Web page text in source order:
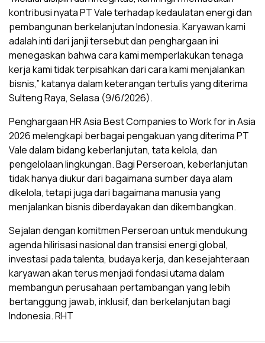
kontribusi nyata PT Vale terhadap kedaulatan energi dan
pembangunan berkelanjutan Indonesia. Karyawan kami
adalah inti dari janji tersebut dan penghargaan ini
menegaskan bahwa cara kami memperlakukan tenaga
kerja kami tidak terpisahkan dari cara kami menjalankan
bisnis,” katanya dalam keterangan tertulis yang diterima
Sulteng Raya, Selasa (9/6/2026).
Penghargaan HR Asia Best Companies to Work for in Asia
2026 melengkapi berbagai pengakuan yang diterima PT
Vale dalam bidang keberlanjutan, tata kelola, dan
pengelolaan lingkungan. Bagi Perseroan, keberlanjutan
tidak hanya diukur dari bagaimana sumber daya alam
dikelola, tetapi juga dari bagaimana manusia yang
menjalankan bisnis diberdayakan dan dikembangkan.
Sejalan dengan komitmen Perseroan untuk mendukung
agenda hilirisasi nasional dan transisi energi global,
investasi pada talenta, budaya kerja, dan kesejahteraan
karyawan akan terus menjadi fondasi utama dalam
membangun perusahaan pertambangan yang lebih
bertanggung jawab, inklusif, dan berkelanjutan bagi
Indonesia. RHT